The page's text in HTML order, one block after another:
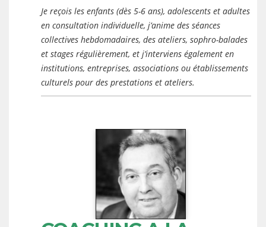
Je reçois les enfants (dès 5-6 ans), adolescents et adultes
en consultation individuelle, j’anime des séances
collectives hebdomadaires, des ateliers, sophro-balades
et stages régulièrement, et j’interviens également en
institutions, entreprises, associations ou établissements
culturels pour des prestations et ateliers.